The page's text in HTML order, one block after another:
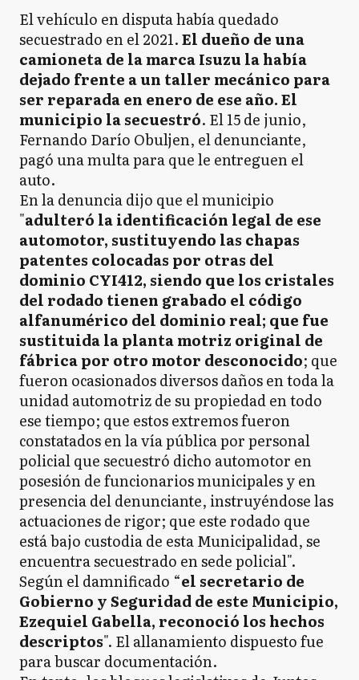
El vehículo en disputa había quedado
secuestrado en el 2021.El dueño de una
camioneta de la marca Isuzu la había
dejado frente a un taller mecánico para
ser reparada en enero de ese año. El
municipio la secuestró. El 15 de junio,
Fernando Darío Obuljen, el denunciante,
pagó una multa para que le entreguen el
auto.
En la denuncia dijo que el municipio
"adulteró la identificación legal de ese
automotor, sustituyendo las chapas
patentes colocadas por otras del
dominio CYI412, siendo que los cristales
del rodado tienen grabado el código
alfanumérico del dominio real; que fue
sustituida la planta motriz original de
fábrica por otro motor desconocido; que
fueron ocasionados diversos daños en toda la
unidad automotriz de su propiedad en todo
ese tiempo; que estos extremos fueron
constatados en la vía pública por personal
policial que secuestró dicho automotor en
posesión de funcionarios municipales y en
presencia del denunciante, instruyéndose las
actuaciones de rigor; que este rodado que
está bajo custodia de esta Municipalidad, se
encuentra secuestrado en sede policial".
Según el damnificado “el secretario de
Gobierno y Seguridad de este Municipio,
Ezequiel Gabella, reconoció los hechos
descriptos". El allanamiento dispuesto fue
para buscar documentación.